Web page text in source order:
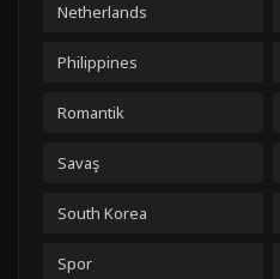
Netherlands
Philippines
Romantik
Savaş
South Korea
Spor